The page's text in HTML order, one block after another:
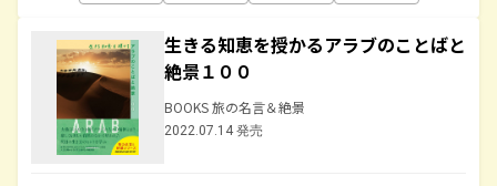
生きる知恵を授かるアラブのことばと
絶景１００
BOOKS 旅の名言＆絶景
2022.07.14 発売